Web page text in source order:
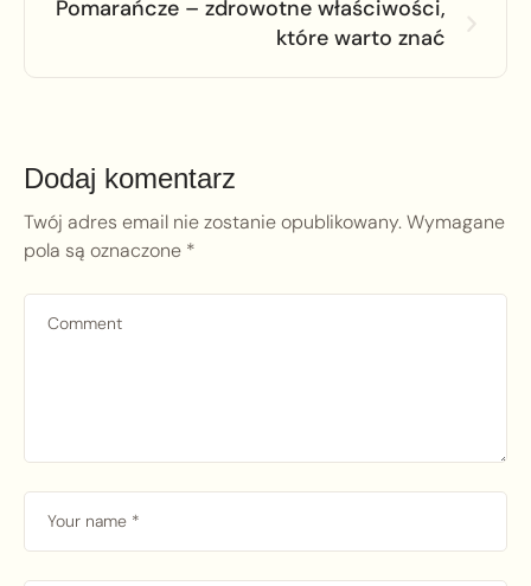
Pomarańcze – zdrowotne właściwości,
które warto znać
Dodaj komentarz
Twój adres email nie zostanie opublikowany.Wymagane
pola są oznaczone *